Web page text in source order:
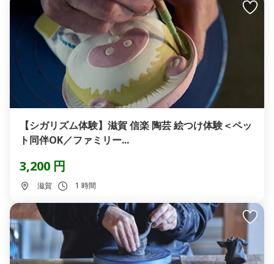
【シガリズム体験】滋賀 信楽 陶芸 絵つけ体験＜ペッ
ト同伴OK／ファミリー...
3,200 円
滋賀 1 時間